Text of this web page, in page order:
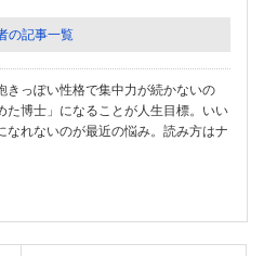
の記事一覧
きっぽい性格で集中力が続かないの
た博士」になることが人生目標。いい
なれないのが最近の悩み。読み方はナ